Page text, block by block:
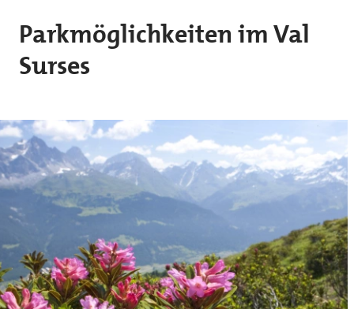
Parkmöglichkeiten im Val
Surses